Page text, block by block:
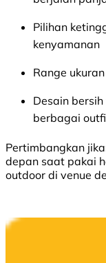
Pilihan
kenyamanan
Range
Desain
berbagai
Pertimbangkan
depan saat pakai
outdoor di venue